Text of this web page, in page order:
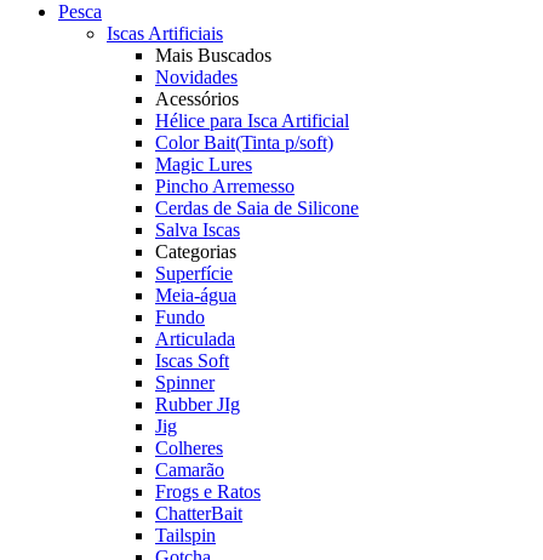
Pesca
Iscas Artificiais
Mais Buscados
Novidades
Acessórios
Hélice para Isca Artificial
Color Bait(Tinta p/soft)
Magic Lures
Pincho Arremesso
Cerdas de Saia de Silicone
Salva Iscas
Categorias
Superfície
Meia-água
Fundo
Articulada
Iscas Soft
Spinner
Rubber JIg
Jig
Colheres
Camarão
Frogs e Ratos
ChatterBait
Tailspin